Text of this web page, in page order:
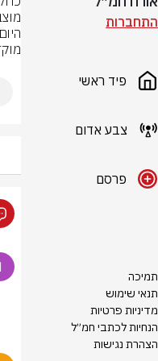
התחברות
פיד ראשי
צבע אדום
פרסם
תמיכה
תנאי שימוש
מדיניות פרטיות
הנחיות לכתבי חמ״ל
הצהרת נגישות